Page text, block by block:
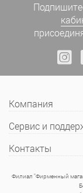
Компания
Сервис и
Контакты
Филиал "Фирменный